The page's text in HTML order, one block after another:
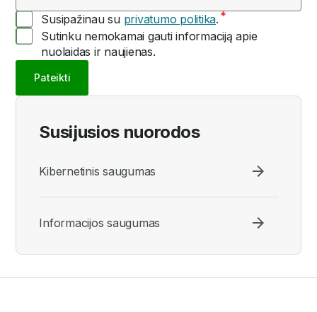
Susipažinau su privatumo politika.
Sutinku nemokamai gauti informaciją apie
nuolaidas ir naujienas.
Pateikti
Susijusios nuorodos
Kibernetinis saugumas
Informacijos saugumas